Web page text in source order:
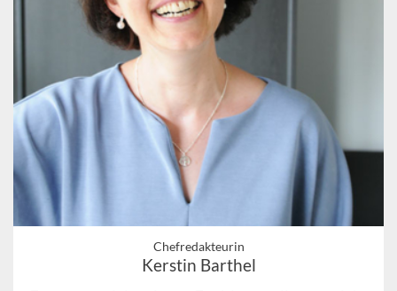
Chefredakteurin
Kerstin Barthel